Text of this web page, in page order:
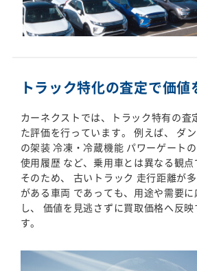
トラック特化の査定で価値
カーネクストでは、トラック特有の査
た評価を行っています。 例えば、 ダ
の架装 冷凍・冷蔵機能 パワーゲート
使用履歴 など、乗用車とは異なる観点
そのため、 古いトラック 走行距離が
がある車両 であっても、用途や需要
し、 価値を見逃さずに買取価格へ反
す。